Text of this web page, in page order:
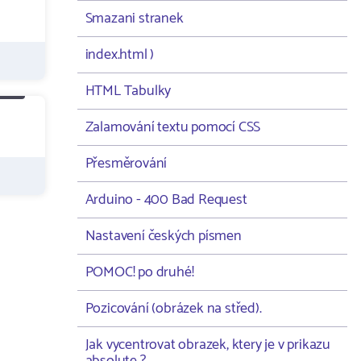
Smazani stranek
index.html )
HTML Tabulky
Zalamování textu pomocí CSS
Přesměrování
Arduino - 400 Bad Request
Nastavení českých písmen
POMOC! po druhé!
Pozicování (obrázek na střed).
Jak vycentrovat obrazek, ktery je v prikazu